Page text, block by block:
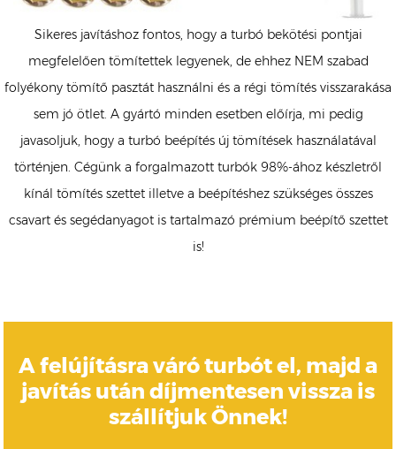
Sikeres javításhoz fontos, hogy a turbó bekötési pontjai
megfelelően tömítettek legyenek, de ehhez NEM szabad
folyékony tömítő pasztát használni és a régi tömítés visszarakása
sem jó ötlet. A gyártó minden esetben előírja, mi pedig
javasoljuk, hogy a turbó beépítés új tömítések használatával
történjen. Cégünk a forgalmazott turbók 98%-ához készletről
kínál tömítés szettet illetve a beépítéshez szükséges összes
csavart és segédanyagot is tartalmazó prémium beépítő szettet
is!
A felújításra váró turbót el, majd a
javítás után díjmentesen vissza is
szállítjuk Önnek!